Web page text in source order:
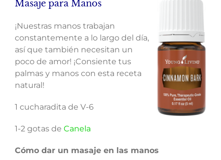
Masaje para Manos
¡Nuestras manos trabajan
constantemente a lo largo del día,
así que también necesitan un
poco de amor! ¡Consiente tus
palmas y manos con esta receta
natural!
1 cucharadita de V-6
1-2 gotas de Canela
Cómo dar un masaje en las manos